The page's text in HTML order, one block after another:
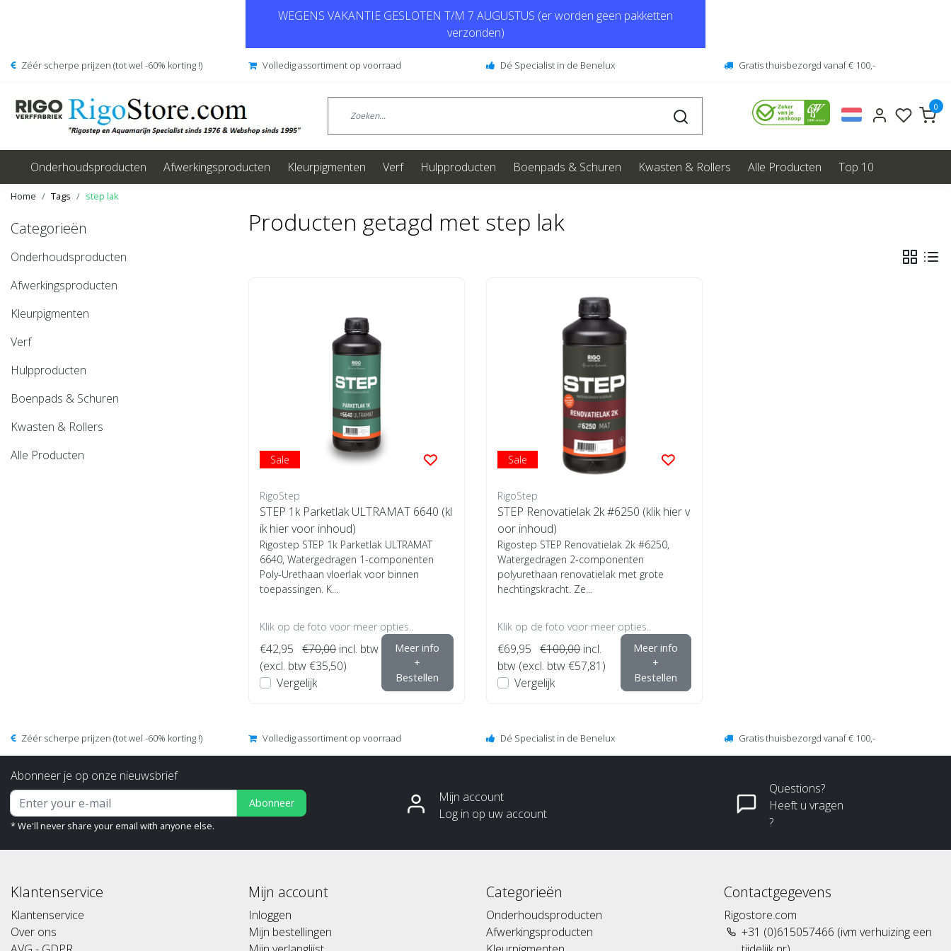
WEGENS VAKANTIE GESLOTEN T/M 7 AUGUSTUS (er worden geen pakketten
verzonden)
Zéér scherpe prijzen (tot wel -60% korting !) Volledig assortiment op voorraad Dé Specialist in de Benelux Gratis thuisbezorgd vanaf € 100,-
0
Onderhoudsproducten Afwerkingsproducten Kleurpigmenten Verf Hulpproducten Boenpads & Schuren Kwasten & Rollers Alle Producten Top 10
Home Tags step lak
Categorieën
Onderhoudsproducten
Afwerkingsproducten
Kleurpigmenten
Verf
Hulpproducten
Boenpads & Schuren
Kwasten & Rollers
Alle Producten
Producten getagd met step lak
Sale
RigoStep
STEP 1k Parketlak ULTRAMAT 6640 (kl
ik hier voor inhoud)
Rigostep STEP 1k Parketlak ULTRAMAT
6640, Watergedragen 1-componenten
Poly-Urethaan vloerlak voor binnen
toepassingen. K...
Klik op de foto voor meer opties..
€42,95 €70,00 incl. btw
(excl. btw €35,50)
Vergelijk
Meer info
+
Bestellen
Sale
RigoStep
STEP Renovatielak 2k #6250 (klik hier v
oor inhoud)
Rigostep STEP Renovatielak 2k #6250,
Watergedragen 2-componenten
polyurethaan renovatielak met grote
hechtingskracht. Ze...
Klik op de foto voor meer opties..
€69,95 €100,00 incl.
btw (excl. btw €57,81)
Vergelijk
Meer info
+
Bestellen
Zéér scherpe prijzen (tot wel -60% korting !) Volledig assortiment op voorraad Dé Specialist in de Benelux Gratis thuisbezorgd vanaf € 100,-
Abonneer je op onze nieuwsbrief
Abonneer
* We'll never share your email with anyone else.
Mijn account
Log in op uw account
Questions?
Heeft u vragen
?
Klantenservice
Klantenservice
Over ons
Mijn account
Inloggen
Mijn bestellingen
Categorieën
Onderhoudsproducten
Afwerkingsproducten
Contactgegevens
Rigostore.com
+31 (0)615057466 (ivm verhuizing een